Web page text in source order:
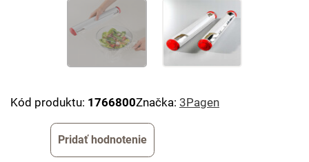
Kód produktu: 1766800Značka: 3Pagen
Pridať hodnotenie